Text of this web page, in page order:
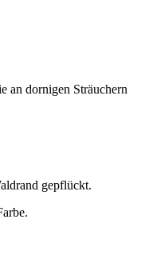
an dornigen Sträuchern
gepflückt.